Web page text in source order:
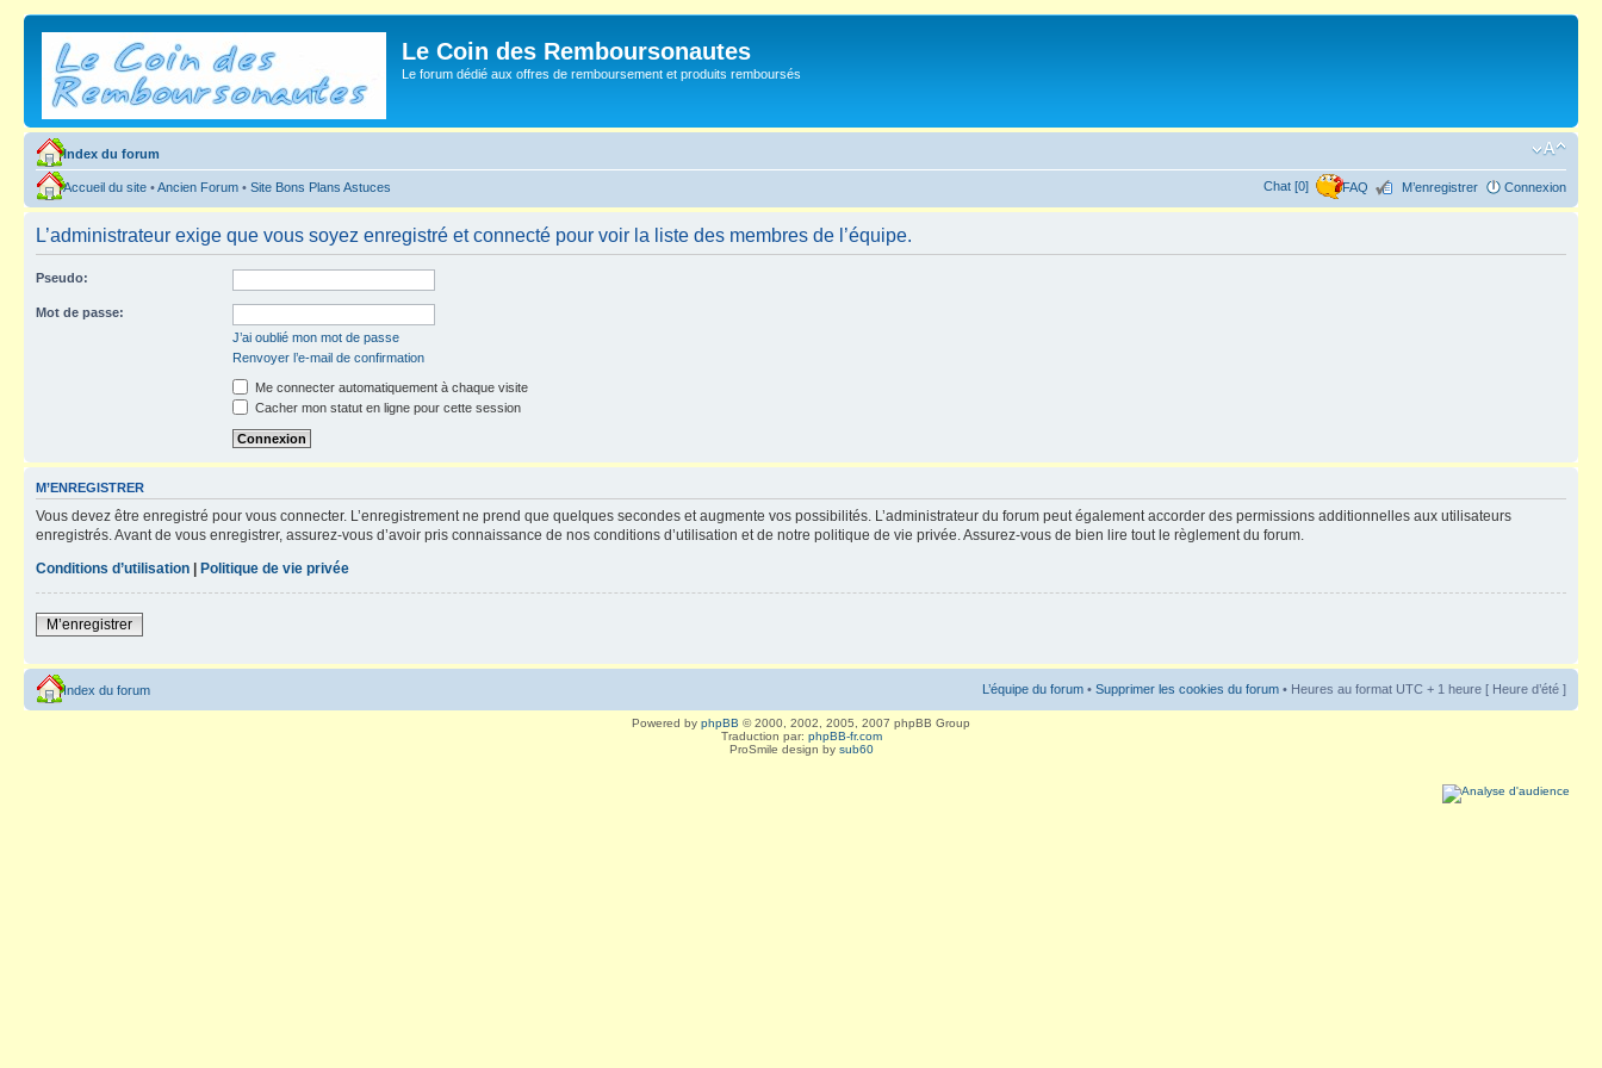
Le Coin des Remboursonautes
Le forum dédié aux offres de remboursement et produits remboursés
Index du forum
Accueil du site •Ancien Forum • Site Bons Plans Astuces Chat [0] FAQ M’enregistrer Connexion
L’administrateur exige que vous soyez enregistré et connecté pour voir la liste des membres de l’équipe.
Pseudo:
Mot de passe:
J’ai oublié mon mot de passe
Renvoyer l’e-mail de confirmation
Me connecter automatiquement à chaque visite
Cacher mon statut en ligne pour cette session
M’ENREGISTRER
Vous devez être enregistré pour vous connecter. L’enregistrement ne prend que quelques secondes et augmente vos possibilités. L’administrateur du forum peut également accorder des permissions additionnelles aux utilisateurs
enregistrés. Avant de vous enregistrer, assurez-vous d’avoir pris connaissance de nos conditions d’utilisation et de notre politique de vie privée. Assurez-vous de bien lire tout le règlement du forum.
Conditions d’utilisation | Politique de vie privée
M’enregistrer
Index du forum L’équipe du forum • Supprimer les cookies du forum • Heures au format UTC + 1 heure [ Heure d’été ]
Powered by phpBB © 2000, 2002, 2005, 2007 phpBB Group
Traduction par: phpBB-fr.com
ProSmile design by sub60